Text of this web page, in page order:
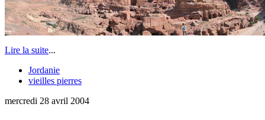
Lire la suite...
Jordanie
vieilles pierres
mercredi 28 avril 2004